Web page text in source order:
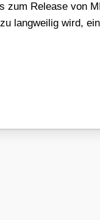
zum Release von
lang­wei­lig wird,